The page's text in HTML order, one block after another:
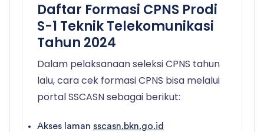
Daftar Formasi CPNS Prodi
S-1 Teknik Telekomunikasi
Tahun 2024
Dalam pelaksanaan seleksi CPNS tahun
lalu, cara cek formasi CPNS bisa melalui
portal SSCASN sebagai berikut:
Akses laman sscasn.bkn.go.id